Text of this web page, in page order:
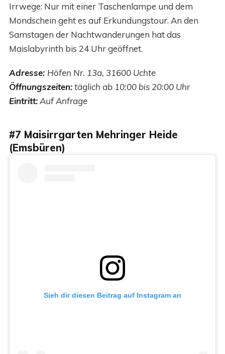
Irrwege: Nur mit einer Taschenlampe und dem
Mondschein geht es auf Erkundungstour. An den
Samstagen der Nachtwanderungen hat das
Maislabyrinth bis 24 Uhr geöffnet.
Adresse: Höfen Nr. 13a, 31600 Uchte
Öffnungszeiten:täglich ab 10:00 bis 20:00 Uhr
Eintritt:Auf Anfrage
#7 Maisirrgarten Mehringer Heide
(Emsbüren)
Sieh dir diesen Beitrag auf Instagram an